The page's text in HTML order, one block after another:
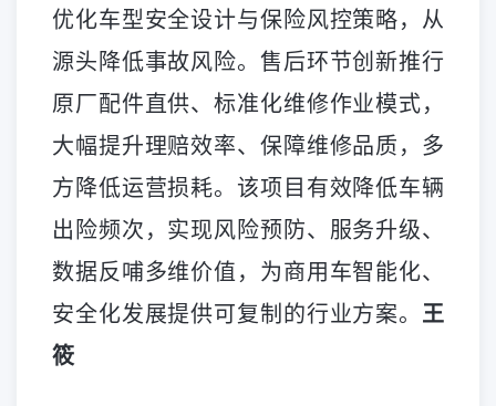
优化车型安全设计与保险风控策略，从
源头降低事故风险。售后环节创新推行
原厂配件直供、标准化维修作业模式，
大幅提升理赔效率、保障维修品质，多
方降低运营损耗。该项目有效降低车辆
出险频次，实现风险预防、服务升级、
数据反哺多维价值，为商用车智能化、
安全化发展提供可复制的行业方案。 王
筱